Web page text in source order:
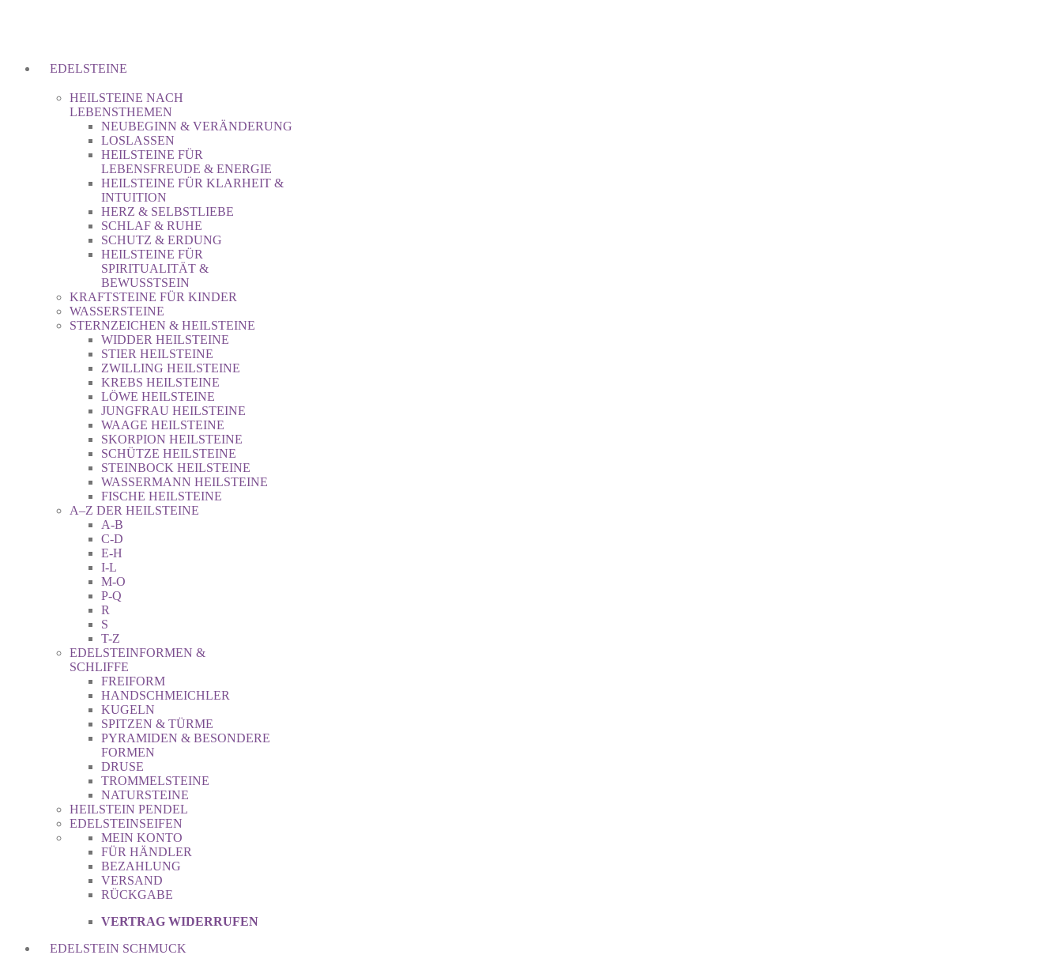
EDELSTEINE
HEILSTEINE NACH
LEBENSTHEMEN
NEUBEGINN & VERÄNDERUNG
LOSLASSEN
HEILSTEINE FÜR
LEBENSFREUDE & ENERGIE
HEILSTEINE FÜR KLARHEIT &
INTUITION
HERZ & SELBSTLIEBE
SCHLAF & RUHE
SCHUTZ & ERDUNG
HEILSTEINE FÜR
SPIRITUALITÄT &
BEWUSSTSEIN
KRAFTSTEINE FÜR KINDER
WASSERSTEINE
STERNZEICHEN & HEILSTEINE
WIDDER HEILSTEINE
STIER HEILSTEINE
ZWILLING HEILSTEINE
KREBS HEILSTEINE
LÖWE HEILSTEINE
JUNGFRAU HEILSTEINE
WAAGE HEILSTEINE
SKORPION HEILSTEINE
SCHÜTZE HEILSTEINE
STEINBOCK HEILSTEINE
WASSERMANN HEILSTEINE
FISCHE HEILSTEINE
A–Z DER HEILSTEINE
A-B
C-D
E-H
I-L
M-O
P-Q
R
S
T-Z
EDELSTEINFORMEN &
SCHLIFFE
FREIFORM
HANDSCHMEICHLER
KUGELN
SPITZEN & TÜRME
PYRAMIDEN & BESONDERE
FORMEN
DRUSE
TROMMELSTEINE
NATURSTEINE
HEILSTEIN PENDEL
EDELSTEINSEIFEN
MEIN KONTO
FÜR HÄNDLER
BEZAHLUNG
VERSAND
RÜCKGABE
VERTRAG WIDERRUFEN
EDELSTEIN SCHMUCK